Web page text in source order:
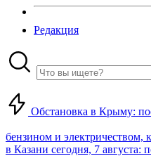
Редакция
Обстановка в Крыму:
бензином и электричеством,
в Казани сегодня, 7 августа: